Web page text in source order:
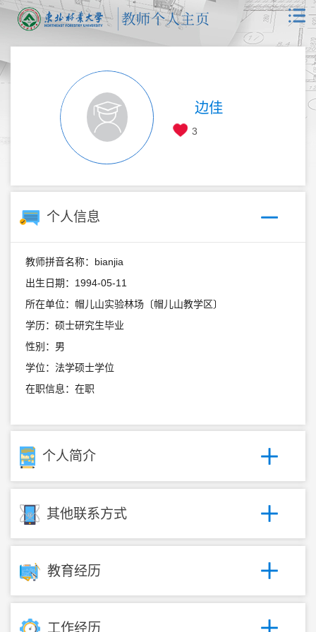
边佳
3
个人信息
教师拼音名称：bianjia
出生日期：1994-05-11
所在单位：帽儿山实验林场〔帽儿山教学区〕
学历：硕士研究生毕业
性别：男
学位：法学硕士学位
在职信息：在职
个人简介
其他联系方式
教育经历
工作经历